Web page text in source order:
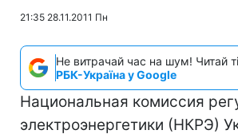
21:35 28.11.2011 Пн
Не витрачай час на шум! Читай
РБК-Україна у Google
Национальная комиссия
электроэнергетики (НКРЭ)